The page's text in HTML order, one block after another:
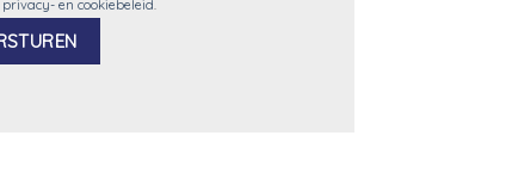
privacy- en cookiebeleid.